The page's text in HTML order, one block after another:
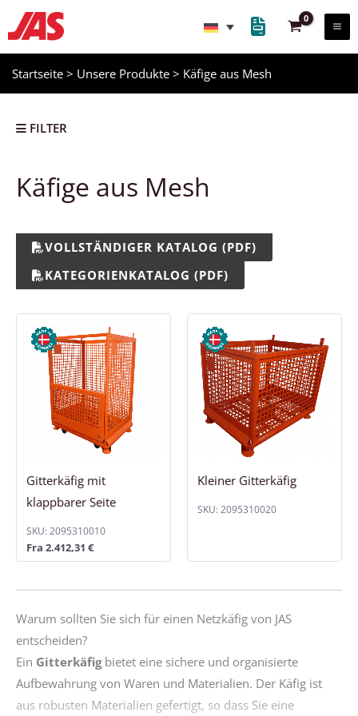
Zum
Inhalt
springen
Startseite > Unsere Produkte > Käfige aus Mesh
Rollcontainer
Gitterboxen
Transportboxen
FILTER
Käfige aus Mesh
VOLLSTÄNDIGER KATALOG (PDF)
KATEGORIENKATALOG (PDF)
Gitterkäfig mit
klappbarer Seite
SKU: 2095310010
Fra 2.412,31 €
Kleiner Gitterkäfig
SKU: 2095310020
Warum sollten Sie sich für einen Netzkäfig von JAS
entscheiden?
Ein Gitterkäfigbietet eine sichere und organisierte
Aufbewahrung von Waren und Materialien. Der Käfig ist
aus robusten Materialien gefertigt, so dass Sie eine